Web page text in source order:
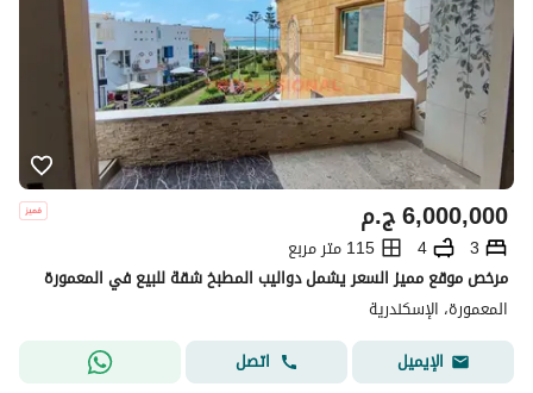
ج.م6,000,000
3
4
115 متر مربع
مرخص موقع مميز السعر يشمل دواليب المطبخ شقة للبيع في المعمورة
المعمورة، الإسكندرية
الإيميل
اتصل